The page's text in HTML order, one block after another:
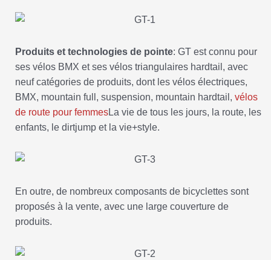
Produits et technologies de pointe: GT est connu pour
ses vélos BMX et ses vélos triangulaires hardtail, avec
neuf catégories de produits, dont les vélos électriques,
BMX, mountain full, suspension, mountain hardtail, vélos
de route pour femmesLa vie de tous les jours, la route, les
enfants, le dirtjump et la vie+style.
En outre, de nombreux composants de bicyclettes sont
proposés à la vente, avec une large couverture de
produits.